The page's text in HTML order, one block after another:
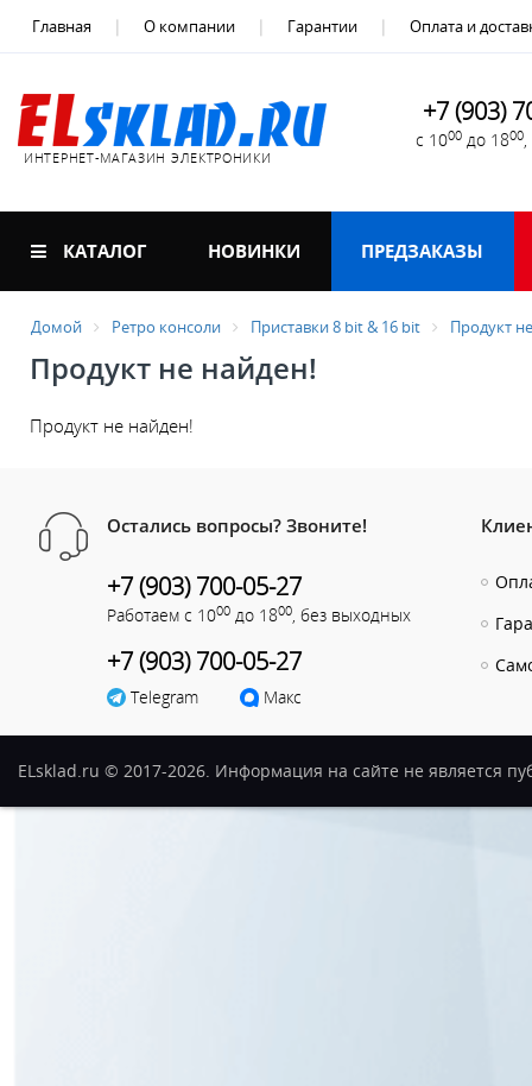
Главная О компании Гарантии Оплата и
ИНТЕРНЕТ-МАГАЗИН ЭЛЕКТРОНИКИ
+7 (903)
с 1000 до 1800
КАТАЛОГ НОВИНКИ ПРЕДЗАКАЗЫ
Домой Ретро консоли Приставки 8 bit & 16 bit Продукт
Продукт не найден!
Продукт не найден!
Остались вопросы? Звоните!
+7 (903) 700-05-27
Работаем с 1000 до 1800, без выходных
+7 (903) 700-05-27
Telegram Макс
ELsklad.ru © 2017-2026. Информация на сайте не является